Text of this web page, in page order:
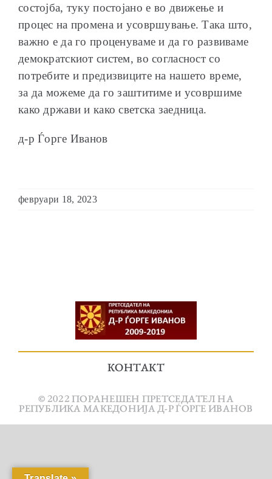
состојба, туку постојано е во движење и
процес на промена и усовршување. Така што,
важно е да го проценуваме и да го развиваме
демократскиот систем, во согласност со
потребите и предизвиците на нашето време,
за да можеме да го заштитиме и усовршиме
како држави и како светска заедница.
д-р Ѓорге Иванов
февруари 18, 2023
КОНТАКТ
© 2022 ПОРАНЕШЕН ПРЕТСЕДАТЕЛ НА
РЕПУБЛИКА МАКЕДОНИЈА Д-Р ЃОРГЕ ИВАНОВ